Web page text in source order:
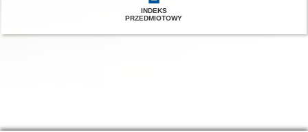
INDEKS
PRZEDMIOTOWY